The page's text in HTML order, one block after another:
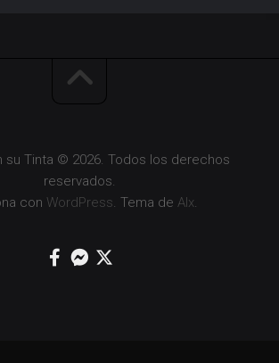
su Tinta © 2026. Todos los derechos
reservados.
con WordPress. Tema de Alx.